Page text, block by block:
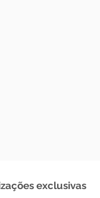
exclusivas